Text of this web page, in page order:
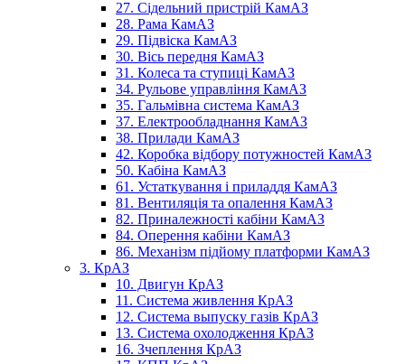
27. Сідельний пристрій КамАЗ
28. Рама КамАЗ
29. Підвіска КамАЗ
30. Вісь передня КамАЗ
31. Колеса та ступиці КамАЗ
34. Рульове управління КамАЗ
35. Гальмівна система КамАЗ
37. Електрообладнання КамАЗ
38. Прилади КамАЗ
42. Коробка відбору потужностей КамАЗ
50. Кабіна КамАЗ
61. Устаткування і приладдя КамАЗ
81. Вентиляція та опалення КамАЗ
82. Приналежності кабіни КамАЗ
84. Оперення кабіни КамАЗ
86. Механізм підйому платформи КамАЗ
3. КрАЗ
10. Двигун КрАЗ
11. Система живлення КрАЗ
12. Система выпуску газів КрАЗ
13. Система охолодження КрАЗ
16. Зчеплення КрАЗ